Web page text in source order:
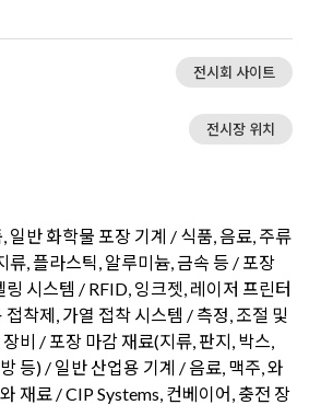
전시회 사이트
전시장 위치
일반 화학물 포장 기계 / 식품, 음료, 주류
류, 플라스틱, 알루미늄, 금속 등 / 포장
시스템 / RFID, 잉크젯, 레이저 프린터
착제, 가열 접착 시스템 / 측정, 조절 및
비 / 포장 마감 재료(지류, 판지, 박스,
등) / 일반 산업용 기계 / 음료, 맥주, 와
재료 / CIP Systems, 컨베이어, 충전 장